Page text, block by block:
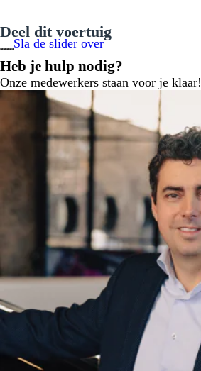
Elektrisch schuifdak in glas
Deel dit voertuig
Heb je hulp nodig?
Onze medewerkers staan voor je klaar!
Sla de slider over